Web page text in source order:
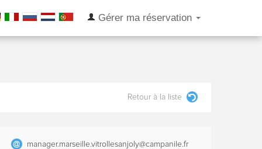
Gérer ma réservation
Retour à la liste
manager.marseille.vitrollesanjoly@campanile.fr